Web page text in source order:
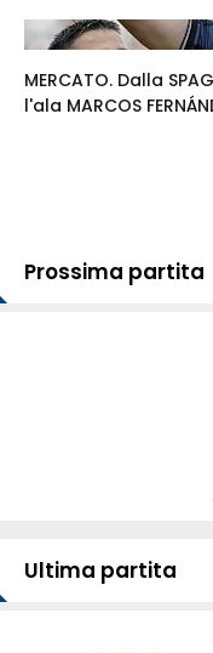
MERCATO. Dalla
l'ala MARCOS
Prossima partita
Ultima partita